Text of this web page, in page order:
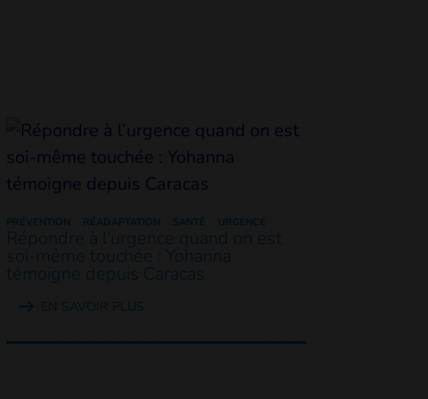
PRÉVENTION RÉADAPTATION SANTÉ URGENCE
Répondre à l’urgence quand on est
soi-même touchée : Yohanna
témoigne depuis Caracas
EN SAVOIR PLUS